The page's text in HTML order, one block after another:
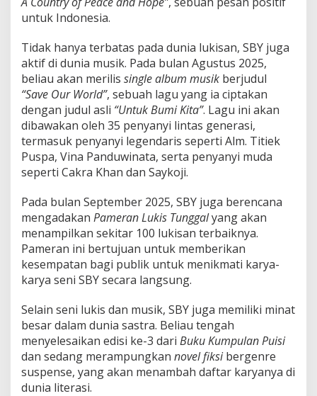
untuk Indonesia.
Tidak hanya terbatas pada dunia lukisan, SBY juga
aktif di dunia musik. Pada bulan Agustus 2025,
beliau akan merilis single album musik berjudul
“Save Our World”, sebuah lagu yang ia ciptakan
dengan judul asli “Untuk Bumi Kita”. Lagu ini akan
dibawakan oleh 35 penyanyi lintas generasi,
termasuk penyanyi legendaris seperti Alm. Titiek
Puspa, Vina Panduwinata, serta penyanyi muda
seperti Cakra Khan dan Saykoji.
Pada bulan September 2025, SBY juga berencana
mengadakan Pameran Lukis Tunggalyang akan
menampilkan sekitar 100 lukisan terbaiknya.
Pameran ini bertujuan untuk memberikan
kesempatan bagi publik untuk menikmati karya-
karya seni SBY secara langsung.
Selain seni lukis dan musik, SBY juga memiliki minat
besar dalam dunia sastra. Beliau tengah
menyelesaikan edisi ke-3 dari Buku Kumpulan Puisi
dan sedang merampungkan novel fiksibergenre
suspense, yang akan menambah daftar karyanya di
dunia literasi.